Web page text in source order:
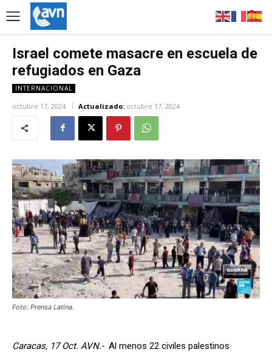
Israel comete masacre en escuela de
refugiados en Gaza
INTERNACIONAL
octubre 17, 2024 Actualizado: octubre 17, 2024
Foto: Prensa Latina.
Caracas, 17 Oct. AVN.- Al menos 22 civiles palestinos